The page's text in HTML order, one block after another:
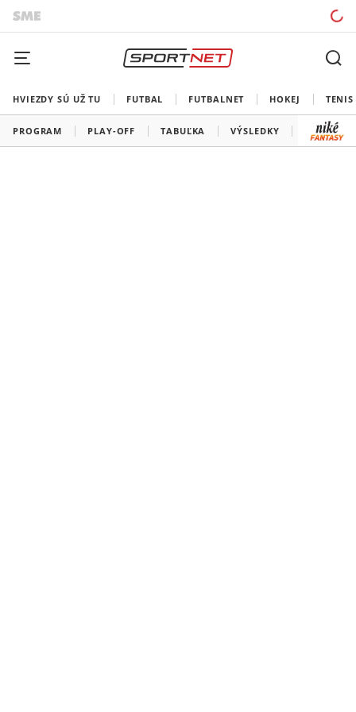
HVIEZDY SÚ UŽ TU FUTBAL FUTBALNET HOKEJ TENIS
PROGRAM PLAY-OFF TABUĽKA VÝSLEDKY ŠK